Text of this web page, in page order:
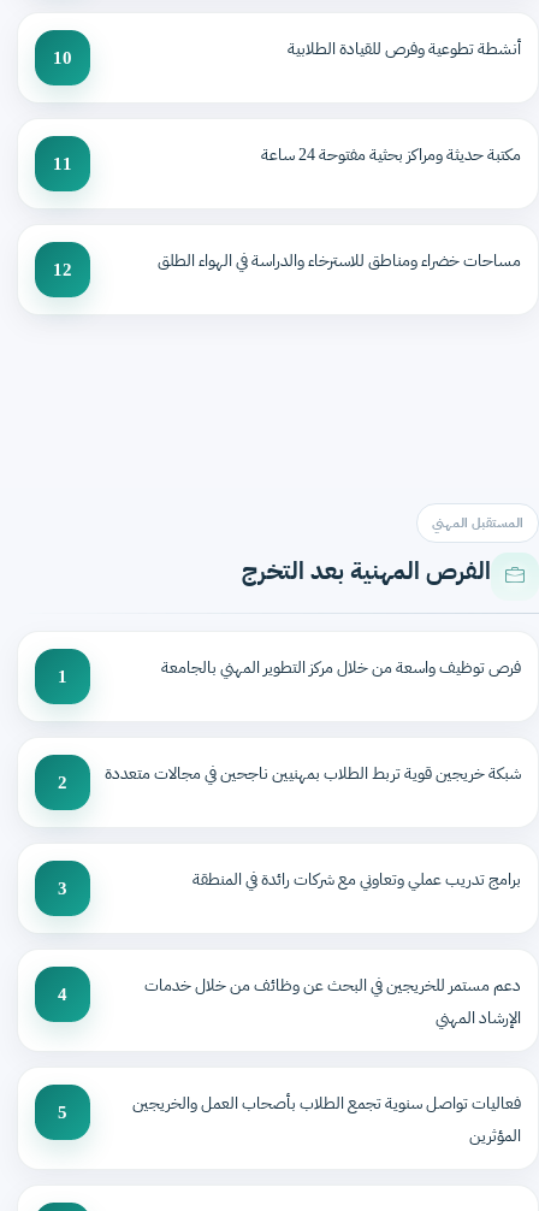
أنشطة تطوعية وفرص للقيادة الطلابية 10
مكتبة حديثة ومراكز بحثية مفتوحة 24 ساعة 11
مساحات خضراء ومناطق للاسترخاء والدراسة في الهواء الطلق 12
المستقبل المهني
الفرص المهنية بعد التخرج
فرص توظيف واسعة من خلال مركز التطوير المهني بالجامعة 1
شبكة خريجين قوية تربط الطلاب بمهنيين ناجحين في مجالات متعددة 2
برامج تدريب عملي وتعاوني مع شركات رائدة في المنطقة 3
دعم مستمر للخريجين في البحث عن وظائف من خلال خدمات
الإرشاد المهني
4
فعاليات تواصل سنوية تجمع الطلاب بأصحاب العمل والخريجين
المؤثرين
5